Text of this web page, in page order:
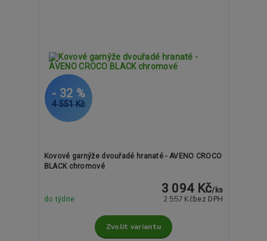
4 551 Kč
- 32 %
Kovové garnýže dvouřadé hranaté - AVENO CROCO
BLACK chromové
3 094 Kč/ ks
2 557 Kč bez DPH
do týdne
Zvolit variantu